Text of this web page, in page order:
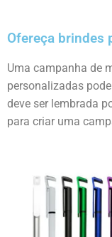
Ofereça brindes
Uma campanha de
personalizadas
deve ser lembrada
para criar uma